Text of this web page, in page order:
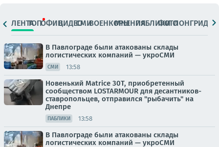
ЛЕНТАТОПОФИЦ.ВИДЕОСМИВОЕНКОРЫМНЕНИЯПАБЛИКИ
ФОТОЛОНГРИДЫ
В Павлограде были атакованы склады
логистических компаний — укроСМИ
СМИ 13:58
Новенький Matrice 30T, приобретенный
сообществом LOSTARMOUR для десантников-
ставропольцев, отправился "рыбачить" на
Днепре
ПАБЛИКИ 13:58
В Павлограде были атакованы склады
логистических компаний — укроСМИ